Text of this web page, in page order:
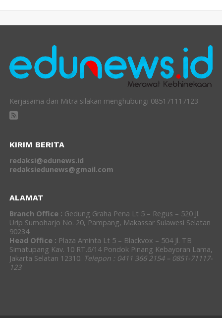
Kerjasama dan Mitra silakan menghubungi 085171117123
KIRIM BERITA
redaksi@edunews.id
redaksiedunews@gmail.com
ALAMAT
Branch Office : Gedung Graha Pena Lt 5 – Regus – 520 Jl.
Urip Sumoharjo No. 20, Pampang, Makassar Sulawesi Selatan
90234
Head Office : Plaza Aminta Lt 5 – Blackvox – 504 Jl. TB
Simatupang Kav. 10 RT.6/14 Pondok Pinang Kebayoran Lama,
Jakarta Selatan 12310. Telepon : 0411 366 2154 – 0851-71117-
123